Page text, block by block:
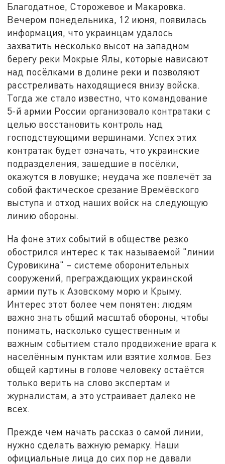
Благодатное, Сторожевое и Макаровка.
Вечером понедельника, 12 июня, появилась
информация, что украинцам удалось
захватить несколько высот на западном
берегу реки Мокрые Ялы, которые нависают
над посёлками в долине реки и позволяют
расстреливать находящиеся внизу войска.
Тогда же стало известно, что командование
5-й армии России организовало контратаки с
целью восстановить контроль над
господствующими вершинами. Успех этих
контратак будет означать, что украинские
подразделения, зашедшие в посёлки,
окажутся в ловушке; неудача же повлечёт за
собой фактическое срезание Времёвского
выступа и отход наших войск на следующую
линию обороны.
На фоне этих событий в обществе резко
обострился интерес к так называемой "линии
Суровикина" – системе оборонительных
сооружений, преграждающих украинской
армии путь к Азовскому морю и Крыму.
Интерес этот более чем понятен: людям
важно знать общий масштаб обороны, чтобы
понимать, насколько существенным и
важным событием стало продвижение врага к
населённым пунктам или взятие холмов. Без
общей картины в голове человеку остаётся
только верить на слово экспертам и
журналистам, а это устраивает далеко не
всех.
Прежде чем начать рассказ о самой линии,
нужно сделать важную ремарку. Наши
официальные лица до сих пор не давали